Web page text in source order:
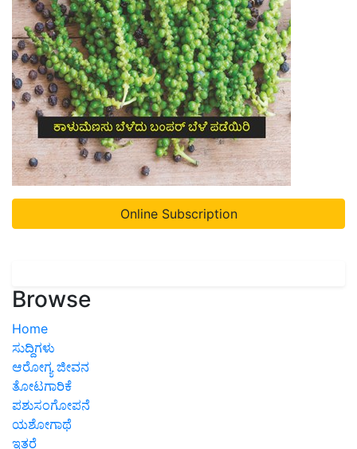
Online Subscription
Browse
Home
ಸುದ್ದಿಗಳು
ಆರೋಗ್ಯ ಜೀವನ
ತೋಟಗಾರಿಕೆ
ಪಶುಸಂಗೋಪನೆ
ಯಶೋಗಾಥೆ
ಇತರೆ